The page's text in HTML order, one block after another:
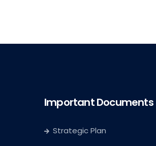
Important Documents
Strategic Plan